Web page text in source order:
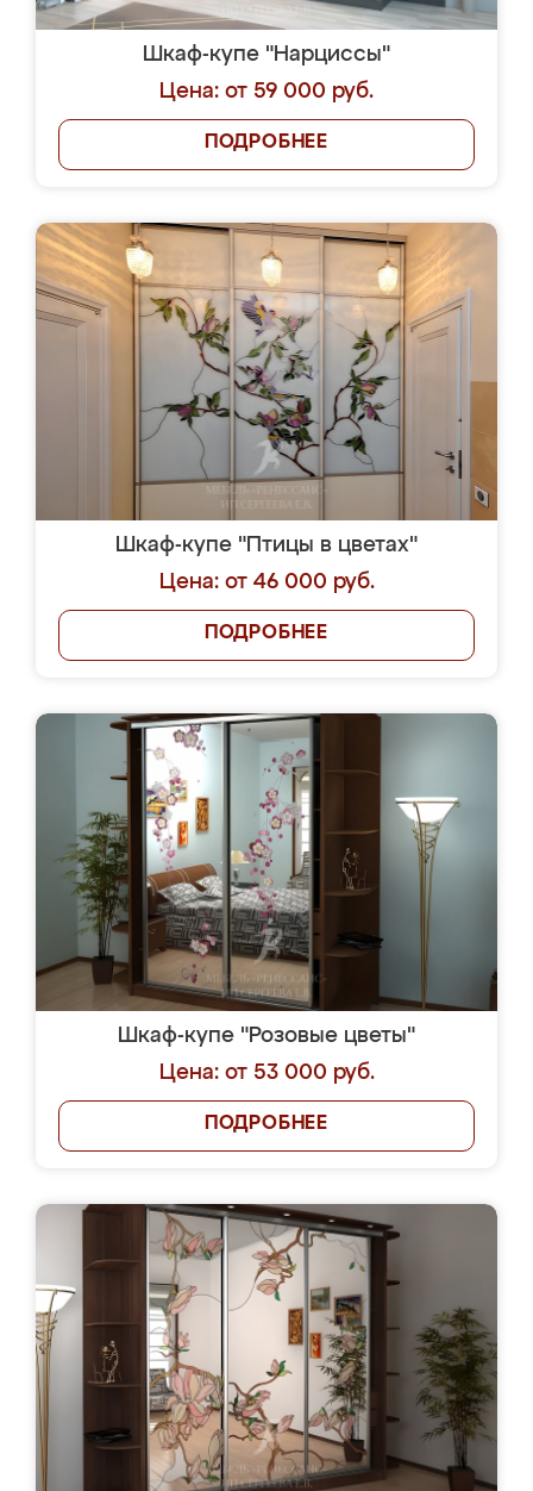
Шкаф-купе "Нарциссы"
Цена: от 59 000 руб.
ПОДРОБНЕЕ
Шкаф-купе "Птицы в цветах"
Цена: от 46 000 руб.
ПОДРОБНЕЕ
Шкаф-купе "Розовые цветы"
Цена: от 53 000 руб.
ПОДРОБНЕЕ